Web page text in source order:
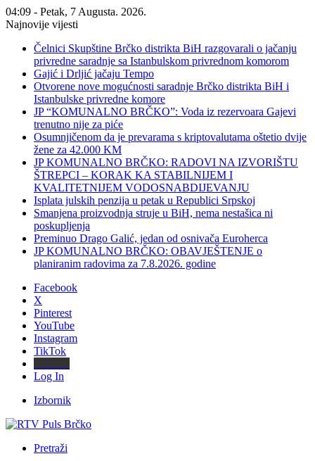
04:09 - Petak, 7 Augusta. 2026.
Najnovije vijesti
Čelnici Skupštine Brčko distrikta BiH razgovarali o jačanju
privredne saradnje sa Istanbulskom privrednom komorom
Gajić i Drljić jačaju Tempo
Otvorene nove mogućnosti saradnje Brčko distrikta BiH i
Istanbulske privredne komore
JP “KOMUNALNO BRČKO”: Voda iz rezervoara Gajevi
trenutno nije za piće
Osumnjičenom da je prevarama s kriptovalutama oštetio dvije
žene za 42.000 KM
JP KOMUNALNO BRČKO: RADOVI NA IZVORIŠTU
ŠTREPCI – KORAK KA STABILNIJEM I
KVALITETNIJEM VODOSNABDIJEVANJU
Isplata julskih penzija u petak u Republici Srpskoj
Smanjena proizvodnja struje u BiH, nema nestašica ni
poskupljenja
Preminuo Drago Galić, jedan od osnivača Euroherca
JP KOMUNALNO BRČKO: OBAVJEŠTENJE o
planiranim radovima za 7.8.2026. godine
Facebook
X
Pinterest
YouTube
Instagram
TikTok
Log In
Izbornik
Pretraži